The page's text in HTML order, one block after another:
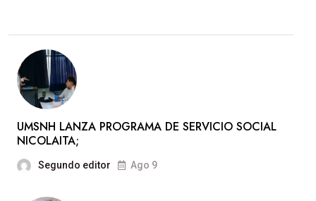
UMSNH LANZA PROGRAMA DE SERVICIO SOCIAL
NICOLAITA;
Segundo editor Ago 9